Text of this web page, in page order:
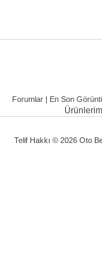
Forumlar | En Son
Telif Hakkı © 2026 Oto